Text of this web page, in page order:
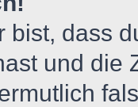
bist, dass
und die